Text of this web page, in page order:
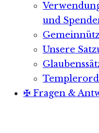
und
Unsere
✠ Fragen &